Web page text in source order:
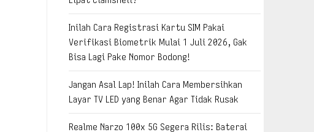
Inilah Cara Registrasi Kartu SIM Pakai
Verifikasi Biometrik Mulai 1 Juli 2026, Gak
Bisa Lagi Pake Nomor Bodong!
Jangan Asal Lap! Inilah Cara Membersihkan
Layar TV LED yang Benar Agar Tidak Rusak
Realme Narzo 100x 5G Segera Rilis: Baterai